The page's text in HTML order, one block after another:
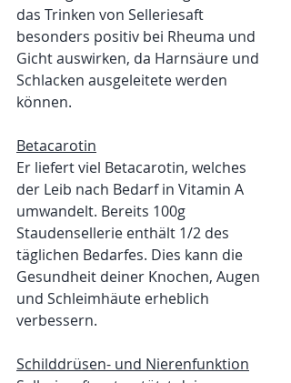
das Trinken von Selleriesaft
besonders positiv bei Rheuma und
Gicht auswirken, da Harnsäure und
Schlacken ausgeleitete werden
können.
Betacarotin
Er liefert viel Betacarotin, welches
der Leib nach Bedarf in Vitamin A
umwandelt. Bereits 100g
Staudensellerie enthält 1/2 des
täglichen Bedarfes. Dies kann die
Gesundheit deiner Knochen, Augen
und Schleimhäute erheblich
verbessern.
Schilddrüsen- und Nierenfunktion